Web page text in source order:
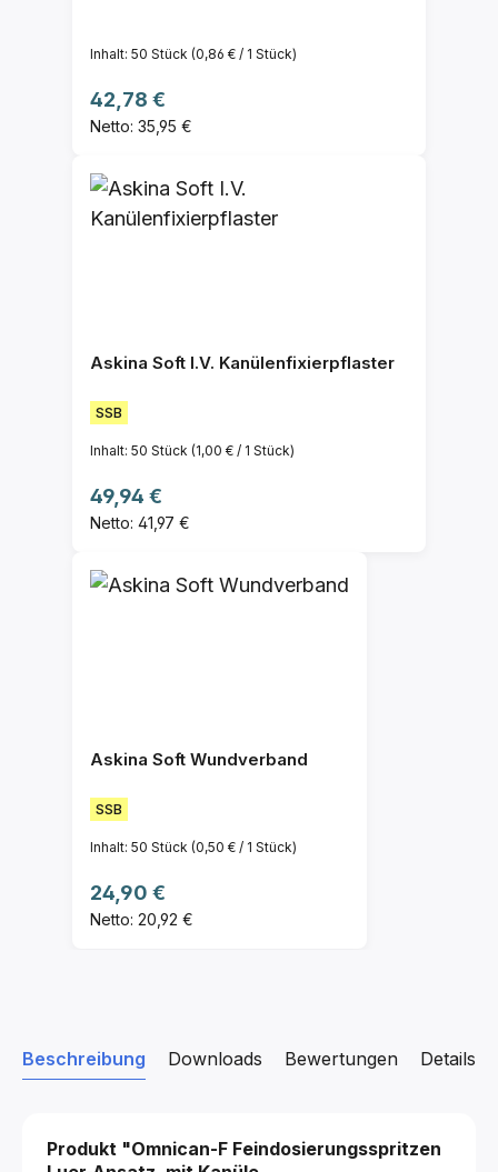
Inhalt: 50 Stück (0,86 € / 1 Stück)
Regulärer Preis:
42,78 €
Netto: 35,95 €
Askina Soft I.V. Kanülenfixierpflaster
SSB
Inhalt: 50 Stück (1,00 € / 1 Stück)
Regulärer Preis:
49,94 €
Netto: 41,97 €
Askina Soft Wundverband
SSB
Inhalt: 50 Stück (0,50 € / 1 Stück)
Regulärer Preis:
24,90 €
Netto: 20,92 €
Beschreibung Downloads Details
Bewertungen
Produkt "Omnican-F Feindosierungsspritzen